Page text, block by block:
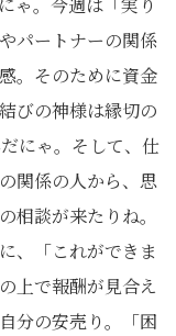
ゃ。今週は「実り
パートナーの関係
。そのために資金
びの神様は縁切の
にゃ。そして、仕
関係の人から、思
相談が来たりね。
、「これができま
上で報酬が見合え
分の安売り。「困